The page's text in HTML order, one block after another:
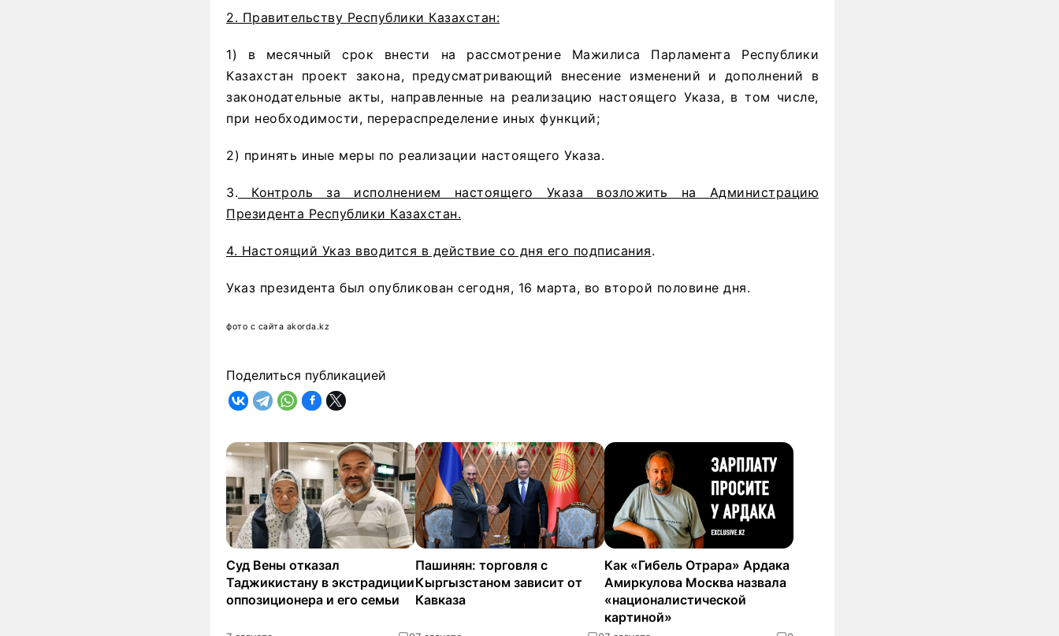
2. Правительству Республики Казахстан:
1) в месячный срок внести на рассмотрение Мажилиса Парламента Республики
Казахстан проект закона, предусматривающий внесение изменений и дополнений в
законодательные акты, направленные на реализацию настоящего Указа, в том числе,
при необходимости, перераспределение иных функций;
2) принять иные меры по реализации настоящего Указа.
3. Контроль за исполнением настоящего Указа возложить на Администрацию
Президента Республики Казахстан.
4. Настоящий Указ вводится в действие со дня его подписания.
Указ президента был опубликован сегодня, 16 марта, во второй половине дня.
фото с сайта akorda.kz
Поделиться публикацией
Суд Вены отказал
Таджикистану в экстрадиции
оппозиционера и его семьи
Пашинян: торговля с
Кыргызстаном зависит от
Кавказа
Как «Гибель Отрара» Ардака
Амиркулова Москва назвала
«националистической
картиной»